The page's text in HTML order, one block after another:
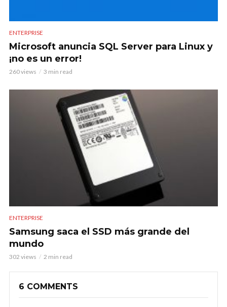
ENTERPRISE
Microsoft anuncia SQL Server para Linux y
¡no es un error!
260 views 3 min read
ENTERPRISE
Samsung saca el SSD más grande del
mundo
302 views 2 min read
6 COMMENTS